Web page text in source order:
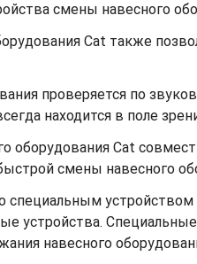
смены навесного
Cat также
проверяется по
находится в поле
оборудования Cat
смены навесного
устройства.
навесного